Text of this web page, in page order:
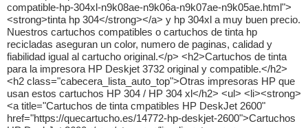
compatible-hp-304xl-n9k08ae-n9k06a-n9k07ae-n9k05ae.html">
<strong>tinta hp 304</strong></a> y hp 304xl a muy buen precio.
Nuestros cartuchos compatibles o cartuchos de tinta hp
recicladas aseguran un color, numero de paginas, calidad y
fiabilidad igual al cartucho original.</p> <h2>Cartuchos de tinta
para la impresora HP Deskjet 3732 original y compatible.</h2>
<h2 class="cabecera_lista_auto_top">Otras impresoras HP que
usan estos cartuchos HP 304 / HP 304 xl</h2> <ul> <li><strong>
<a title="Cartuchos de tinta cmpatibles HP DeskJet 2600"
href="https://quecartucho.es/14772-hp-deskjet-2600">Cartuchos